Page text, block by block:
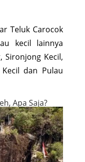
Teluk Carocok
kecil lainnya
Sironjong Kecil,
dan Pulau
Apa Saja?